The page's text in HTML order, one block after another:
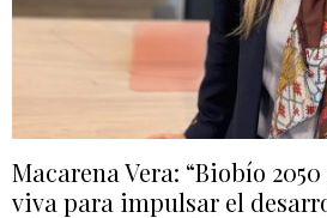
Macarena Vera: “Biobío
viva para impulsar el